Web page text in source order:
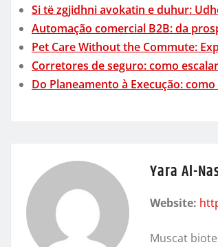
Si të zgjidhni avokatin e duhur:
Automação comercial B2B: da
Pet Care Without the Commute:
Corretores de seguro: como
Do Planeamento à Execução:
Yara Al-
Website:
Muscat